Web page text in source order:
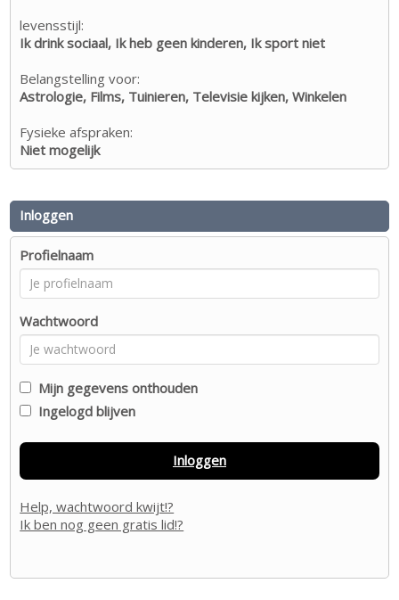
levensstijl:
Ik drink sociaal, Ik heb geen kinderen, Ik sport niet
Belangstelling voor:
Astrologie, Films, Tuinieren, Televisie kijken, Winkelen
Fysieke afspraken:
Niet mogelijk
Inloggen
Profielnaam
Wachtwoord
Mijn gegevens onthouden
Ingelogd blijven
Inloggen
Help, wachtwoord kwijt!?
Ik ben nog geen gratis lid!?